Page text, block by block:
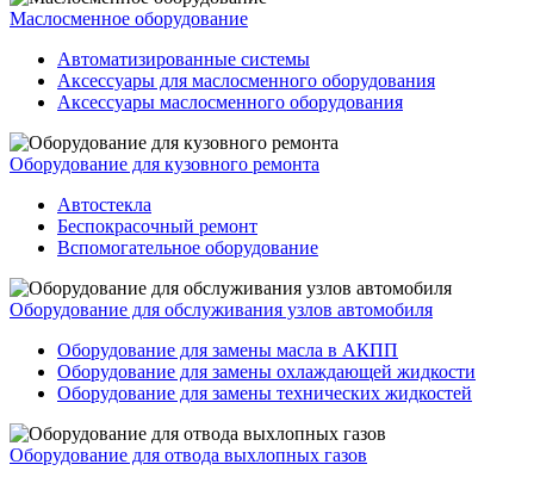
Маслосменное оборудование
Автоматизированные системы
Аксессуары для маслосменного оборудования
Аксессуары маслосменного оборудования
Оборудование для кузовного ремонта
Автостекла
Беспокрасочный ремонт
Вспомогательное оборудование
Оборудование для обслуживания узлов автомобиля
Оборудование для замены масла в АКПП
Оборудование для замены охлаждающей жидкости
Оборудование для замены технических жидкостей
Оборудование для отвода выхлопных газов